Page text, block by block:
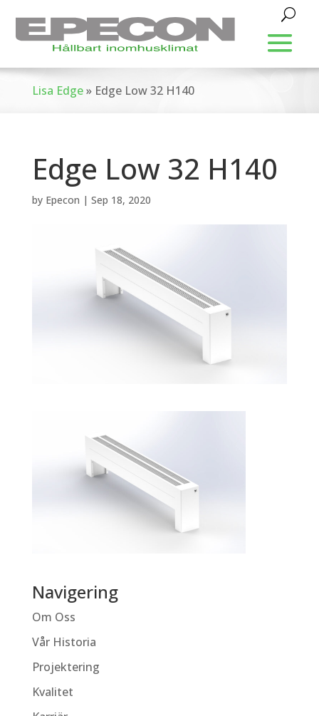
Lisa Edge» Edge Low 32 H140
Edge Low 32 H140
by Epecon | Sep 18, 2020
Navigering
Om Oss
Vår Historia
Projektering
Kvalitet